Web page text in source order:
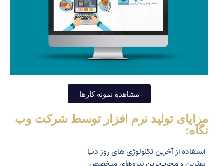
مشاهده نمونه کارها
مزایای تولید نرم افزار توسط شرکت وب
نگاه:
استفاده از آخرین تکنولوژی های روز دنیا